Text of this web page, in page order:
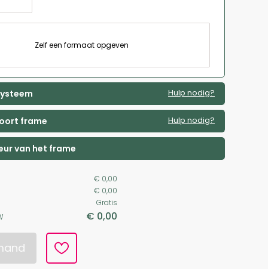
Zelf een formaat opgeven
Hulp nodig?
frame Hulp nodig?
van het frame
€ 0,00
€ 0,00
Gratis
€ 0,00